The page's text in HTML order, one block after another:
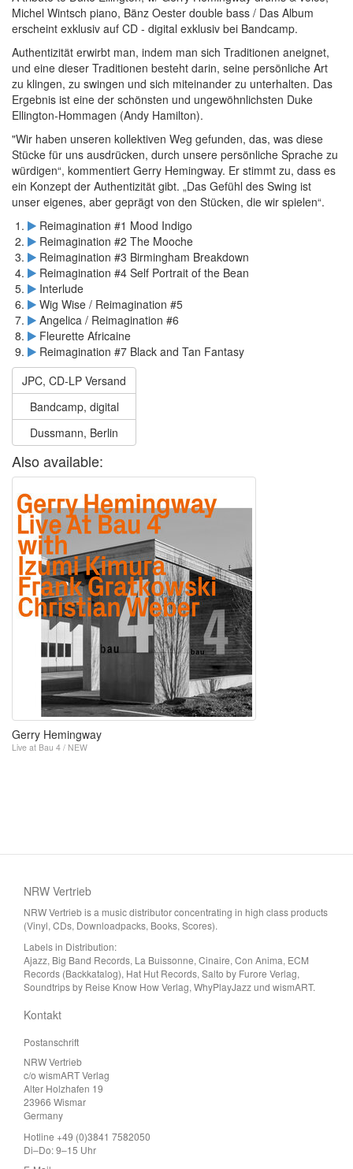
Michel Wintsch piano, Bänz Oester double bass / Das Album
erscheint exklusiv auf CD - digital exklusiv bei Bandcamp.
Authentizität erwirbt man, indem man sich Traditionen aneignet,
und eine dieser Traditionen besteht darin, seine persönliche Art
zu klingen, zu swingen und sich miteinander zu unterhalten. Das
Ergebnis ist eine der schönsten und ungewöhnlichsten Duke
Ellington-Hommagen (Andy Hamilton).
"Wir haben unseren kollektiven Weg gefunden, das, was diese
Stücke für uns ausdrücken, durch unsere persönliche Sprache zu
würdigen“, kommentiert Gerry Hemingway. Er stimmt zu, dass es
ein Konzept der Authentizität gibt. „Das Gefühl des Swing ist
unser eigenes, aber geprägt von den Stücken, die wir spielen“.
Reimagination #1 Mood Indigo
Reimagination #2 The Mooche
Reimagination #3 Birmingham Breakdown
Reimagination #4 Self Portrait of the Bean
Interlude
Wig Wise / Reimagination #5
Angelica / Reimagination #6
Fleurette Africaine
Reimagination #7 Black and Tan Fantasy
JPC, CD-LP Versand
Bandcamp, digital
Dussmann, Berlin
Also available:
Gerry Hemingway
Live at Bau 4 / NEW
NRW Vertrieb
NRW Vertrieb is a music distributor concentrating in high class products
(Vinyl, CDs, Downloadpacks, Books, Scores).
Labels in Distribution:
Ajazz, Big Band Records, La Buissonne, Cinaire, Con Anima, ECM
Records (Backkatalog), Hat Hut Records, Salto by Furore Verlag,
Soundtrips by Reise Know How Verlag, WhyPlayJazz und wismART.
Kontakt
Postanschrift
NRW Vertrieb
c/o wismART Verlag
Alter Holzhafen 19
23966 Wismar
Germany
Hotline +49 (0)3841 7582050
Di–Do: 9–15 Uhr